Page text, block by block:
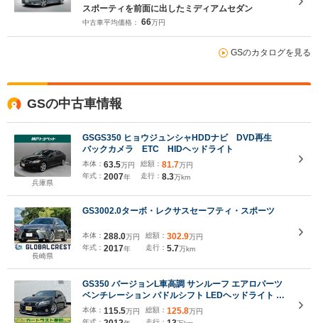
スポーティを前面に出したミディアムセダン
中古車平均価格： 66万円
GSのカタログを見る
GSの中古車情報
兵庫県
GSGS350 ヒョウジュンシャHDDナビ DVD再生
バックカメラ ETC HIDヘッドライト
本体： 63.5万円
年式： 2007年
総額： 81.7万円
走行： 8.3万km
長崎県
GS3002.0ターボ・レクサスセーフティ・スポーツ
本体： 288.0万円
年式： 2017年
総額： 302.9万円
走行： 5.7万km
GS350 バージョンL車高調 サンルーフ エアロパーツ
ベンチレーション パドルシフト LEDヘッドライト エ
ンジンスターター ETC
本体： 115.5万円
総額： 125.8万円